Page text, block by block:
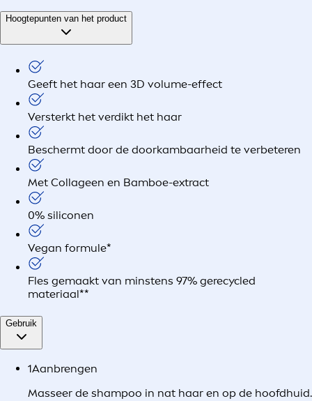
Hoogtepunten van het product
Geeft het haar een 3D volume-effect
Versterkt het verdikt het haar
Beschermt door de doorkambaarheid te verbeteren
Met Collageen en Bamboe-extract
0% siliconen
Vegan formule*
Fles gemaakt van minstens 97% gerecycled
materiaal**
Gebruik
1Aanbrengen
Masseer de shampoo in nat haar en op de hoofdhuid.